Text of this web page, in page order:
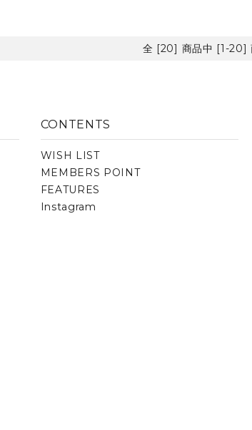
全 [20] 商品中 [1-20]
CONTENTS
WISH LIST
MEMBERS POINT
FEATURES
Instagram